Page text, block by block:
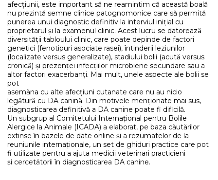
afecțiunii, este important să ne reamintim că această boală
nu prezintă semne clinice patognomonice care să permită
punerea unui diagnostic definitiv la interviul inițial cu
proprietarul și la examenul clinic. Acest lucru se datorează
diversității tabloului clinic, care poate depinde de factori
genetici (fenotipuri asociate rasei), întinderii leziunilor
(localizate versus generalizate), stadiului bolii (acută versus
cronică) și prezenței infecțiilor microbiene secundare sau a
altor factori exacerbanţi. Mai mult, unele aspecte ale bolii se
pot
asemăna cu alte afecțiuni cutanate care nu au nicio
legătură cu DA canină. Din motivele menționate mai sus,
diagnosticarea definitivă a DA canine poate fi dificilă.
Un subgrup al Comitetului Internațional pentru Bolile
Alergice la Animale (ICADA) a elaborat, pe baza căutărilor
extinse în bazele de date online și a rezumatelor de la
reuniunile internaționale, un set de ghiduri practice care pot
fi utilizate pentru a ajuta medicii veterinari practicieni
și cercetătorii în diagnosticarea DA canine.